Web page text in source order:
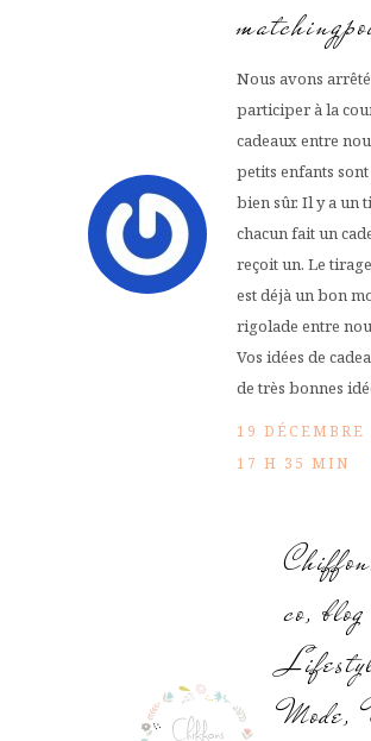
Nous avons
participer à la
cadeaux entre
petits enfants
bien sûr. Il y a un
chacun fait un
reçoit un. Le
est déjà un bon
rigolade entre
Vos idées de
de très bonnes
19 DÉCEMBRE
17 H 35 MIN
co, blog
Mode,